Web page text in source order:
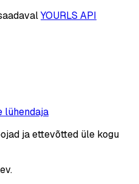
YOURLS API
lühendaja
ja ettevõtted üle kogu